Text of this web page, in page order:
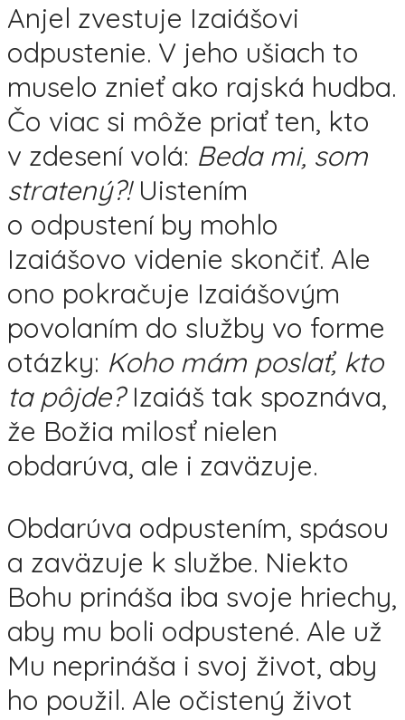
Anjel zvestuje Izaiášovi
odpustenie. V jeho ušiach to
muselo znieť ako rajská hudba.
Čo viac si môže priať ten, kto
v zdesení volá: Beda mi, som
stratený?!Uistením
o odpustení by mohlo
Izaiášovo videnie skončiť. Ale
ono pokračuje Izaiášovým
povolaním do služby vo forme
otázky: Koho mám poslať, kto
ta pôjde?Izaiáš tak spoznáva,
že Božia milosť nielen
obdarúva, ale i zaväzuje.
Obdarúva odpustením, spásou
a zaväzuje k službe. Niekto
Bohu prináša iba svoje hriechy,
aby mu boli odpustené. Ale už
Mu neprináša i svoj život, aby
ho použil. Ale očistený život